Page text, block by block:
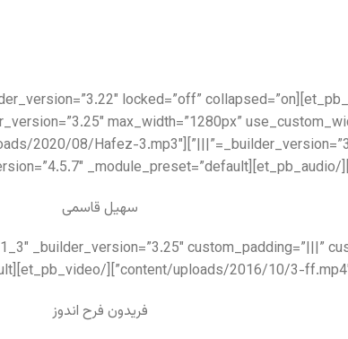
wp-content/uploads/2020/08/Hafez-3.mp3″
سهیل قاسمی
content/uploads/2016/10/3-ff.mp4″ _builder_version=”4.5.7″
فریدون فرح اندوز